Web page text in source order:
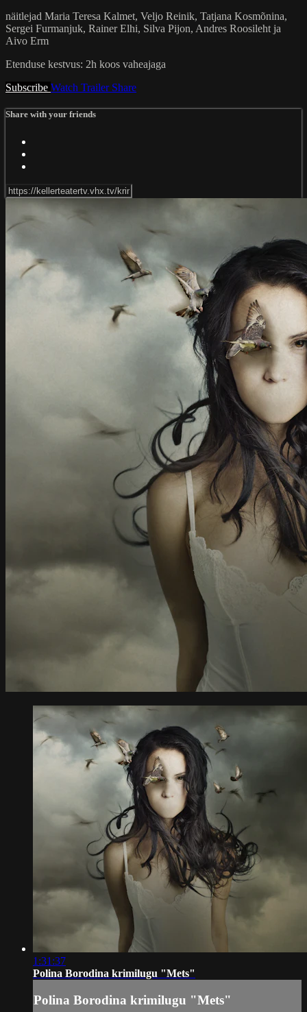
näitlejad Maria Teresa Kalmet, Veljo Reinik, Tatjana Kosmõnina,
Sergei Furmanjuk, Rainer Elhi, Silva Pijon, Andres Roosileht ja
Aivo Erm
Etenduse kestvus: 2h koos vaheajaga
Subscribe Watch Trailer Share
Share with your friends
1:31:37
Polina Borodina krimilugu "Mets"
Polina Borodina krimilugu "Mets"